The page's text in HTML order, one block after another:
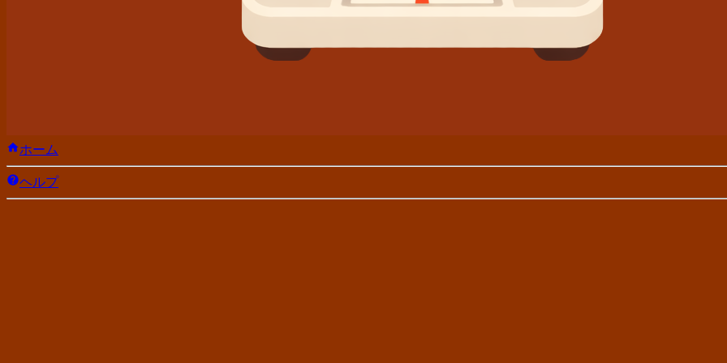
ホーム
ヘルプ